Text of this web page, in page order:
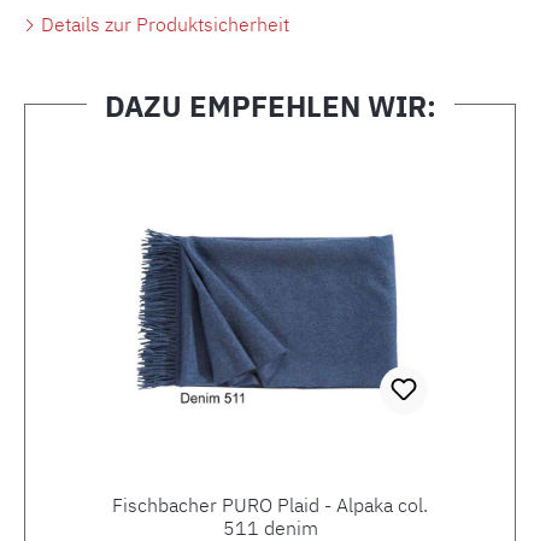
Details zur Produktsicherheit
DAZU EMPFEHLEN WIR:
Fischbacher PURO Plaid - Alpaka col.
511 denim